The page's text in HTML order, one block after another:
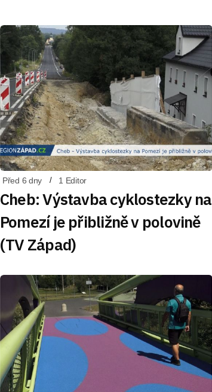
Před 6 dny 1 Editor
Cheb: Výstavba cyklostezky na
Pomezí je přibližně v polovině
(TV Západ)